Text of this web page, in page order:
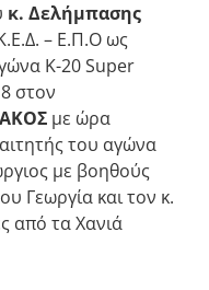
κ. Δελήμπασης
– Ε.Π.Ο ως
Κ-20 Super
στον
με ώρα
του αγώνα
με βοηθούς
Γεωργία και τον κ.
από τα Χανιά